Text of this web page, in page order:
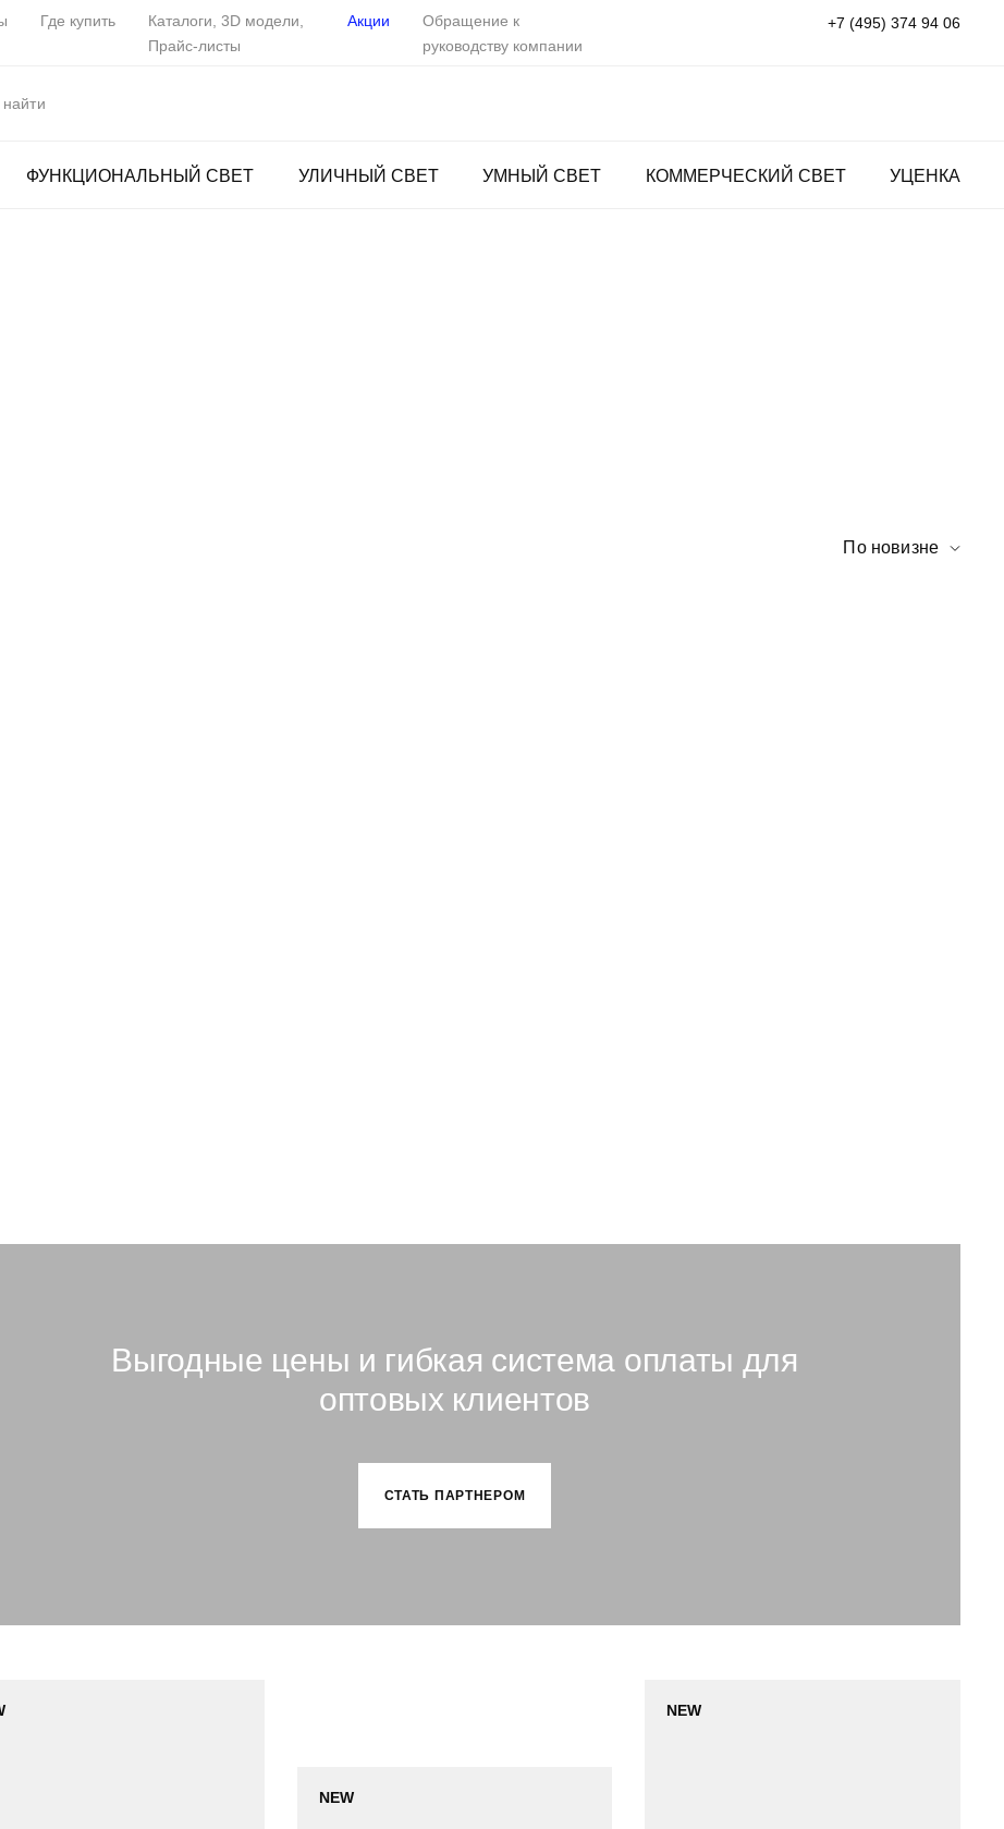
Где купить
Каталоги, 3D модели,
Прайс-листы
Акции
Обращение к
руководству компании
+7 (495) 374 94 06
ФУНКЦИОНАЛЬНЫЙ СВЕТ УЛИЧНЫЙ СВЕТ УМНЫЙ СВЕТ КОММЕРЧЕСКИЙ СВЕТ УЦЕНКА
По новизне
Выгодные цены и гибкая система оплаты для
оптовых клиентов
СТАТЬ ПАРТНЕРОМ
NEW
NEW